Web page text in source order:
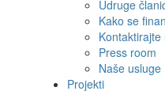
Udruge
Kako se
Kontaktirajte
Press room
Naše usluge
Projekti